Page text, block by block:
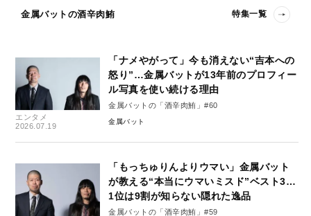
金属バットの酒辛肉鮪 特集一覧
エンタメ
2026.07.19
「ナメやがって」今も消えない“吉本への
怒り”…金属バットが13年前のプロフィー
ル写真を使い続ける理由
金属バットの「酒辛肉鮪」#60
金属バット
「もっちゅりんよりウマい」金属バット
が教える“本当にウマいミスド”ベスト3…
1位は9割が知らない隠れた逸品
金属バットの「酒辛肉鮪」#59